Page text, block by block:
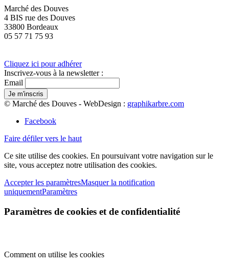
Marché des Douves
4 BIS rue des Douves
33800 Bordeaux
05 57 71 75 93
Cliquez ici pour adhérer
Inscrivez-vous à la newsletter :
Email
© Marché des Douves - WebDesign : graphikarbre.com
Facebook
Faire défiler vers le haut
Ce site utilise des cookies. En poursuivant votre navigation sur le
site, vous acceptez notre utilisation des cookies.
Accepter les paramètresMasquer la notification
uniquementParamètres
Paramètres de cookies et de confidentialité
Comment on utilise les cookies